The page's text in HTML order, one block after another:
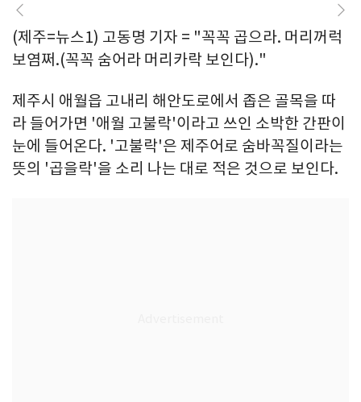
(제주=뉴스1) 고동명 기자 = "꼭꼭 곱으라. 머리꺼럭
보염쩌.(꼭꼭 숨어라 머리카락 보인다)."
제주시 애월읍 고내리 해안도로에서 좁은 골목을 따
라 들어가면 '애월 고불락'이라고 쓰인 소박한 간판이
눈에 들어온다. '고불락'은 제주어로 숨바꼭질이라는
뜻의 '곱을락'을 소리 나는 대로 적은 것으로 보인다.